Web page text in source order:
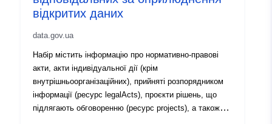
відкритих даних
data.gov.ua
Набір містить інформацію про нормативно-правові
акти, акти індивідуальної дії (крім
внутрішньоорганізаційних), прийняті розпорядником
інформації (ресурс legalActs), проєкти рішень, що
підлягають обговоренню (ресурс projects), а також